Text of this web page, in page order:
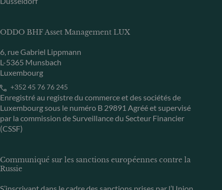
ODDO BHF Asset Management LUX
6, rue Gabriel Lippmann
L-5365 Munsbach
Luxembourg
+352 45 76 76 245
Enregistré au registre du commerce et des sociétés de
Luxembourg sous le numéro B 29891 Agréé et supervisé
par la commission de Surveillance du Secteur Financier
(CSSF)
Communiqué sur les sanctions européennes contre la
Russie